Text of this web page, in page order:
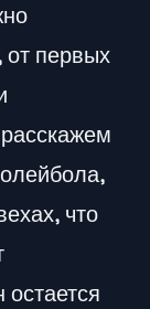
от первых
что